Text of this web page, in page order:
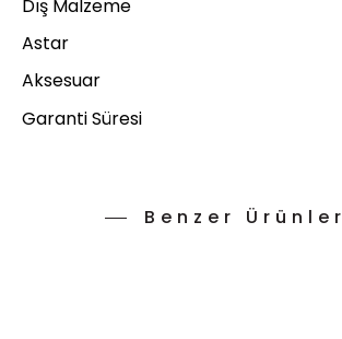
Dış Malzeme
Astar
Aksesuar
Garanti Süresi
Benzer Ürünler